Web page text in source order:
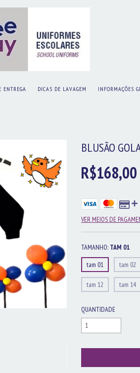
ENTREGA DICAS DE LAVAGEM INFORMAÇÕES
BLUSÃO
R$168,00
VER MEIOS DE
TAMANHO: TAM 01
tam 01
tam 02
tam 12 tam 14
QUANTIDADE